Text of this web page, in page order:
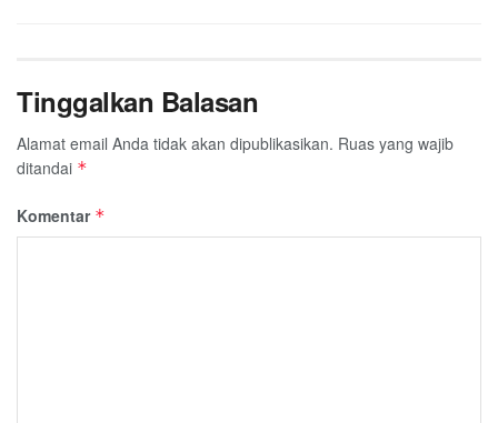
Tinggalkan Balasan
Alamat email Anda tidak akan dipublikasikan. Ruas yang wajib
ditandai *
Komentar *